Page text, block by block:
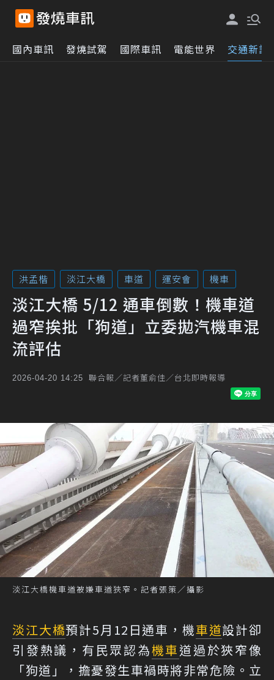
國內車訊 發燒試駕 國際車訊 電能世界 交通新訊
洪孟楷 淡江大橋 車道 運安會 機車
淡江大橋 5/12 通車倒數！機車道
過窄挨批「狗道」立委拋汽機車混
流評估
2026-04-20 14:25 聯合報／記者董俞佳／台北即時報導
淡江大橋機車道被嫌車道狹窄。記者張策／攝影
淡江大橋預計5月12日通車，機車道設計卻
引發熱議，有民眾認為機車道過於狹窄像
「狗道」，擔憂發生車禍時將非常危險。立